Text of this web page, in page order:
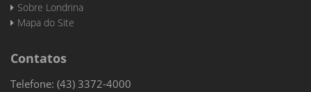
Sobre Londrina
Mapa do Site
Contatos
Telefone: (43) 3372-4000